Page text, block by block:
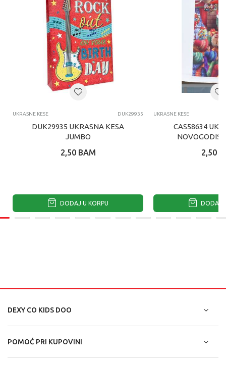
UKRASNE KESE DUK29935
DUK29935 UKRASNA KESA
JUMBO
2,50 BAM
DODAJ U KORPU
UKRASNE KESE
CAS58634
2,50
DODAJ
DEXY CO KIDS DOO
POMOĆ PRI KUPOVINI